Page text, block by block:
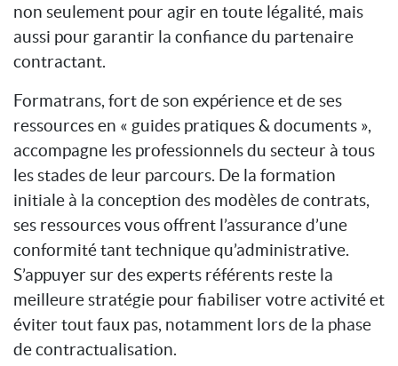
non seulement pour agir en toute légalité, mais
aussi pour garantir la confiance du partenaire
contractant.
Formatrans, fort de son expérience et de ses
ressources en « guides pratiques & documents »,
accompagne les professionnels du secteur à tous
les stades de leur parcours. De la formation
initiale à la conception des modèles de contrats,
ses ressources vous offrent l’assurance d’une
conformité tant technique qu’administrative.
S’appuyer sur des experts référents reste la
meilleure stratégie pour fiabiliser votre activité et
éviter tout faux pas, notamment lors de la phase
de contractualisation.